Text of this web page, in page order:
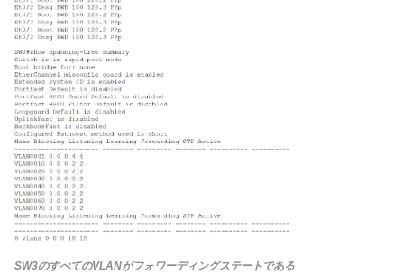
SW3のすべてのVLANがフォワーディングステートである